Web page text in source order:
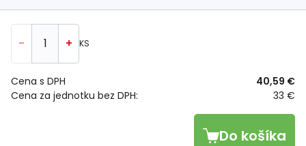
- + KS
Cena za jednotku bez DPH: 33 €
Cena s DPH 40,59 €
Do košíka